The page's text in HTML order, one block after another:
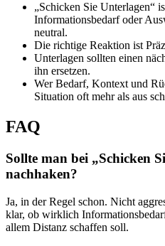
„Schicken Sie Unterlagen“
Informationsbedarf oder
neutral.
Die richtige Reaktion ist
Unterlagen sollten einen
ihn ersetzen.
Wer Bedarf, Kontext und
Situation oft mehr als aus
FAQ
Sollte man bei „Schicken
nachhaken?
Ja, in der Regel schon. Nicht
klar, ob wirklich
allem Distanz schaffen soll.